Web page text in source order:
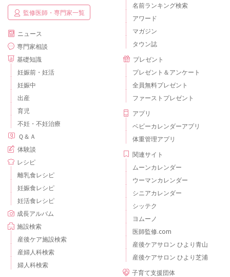
監修医師・専門家一覧
ニュース
専門家相談
基礎知識
妊娠前・妊活
妊娠中
出産
育児
不妊・不妊治療
Ｑ＆Ａ
体験談
レシピ
離乳食レシピ
妊娠食レシピ
妊活食レシピ
成長アルバム
施設検索
産後ケア施設検索
産婦人科検索
婦人科検索
名前ランキング検索
アワード
マガジン
タウン誌
プレゼント
プレゼント＆アンケート
全員無料プレゼント
ファーストプレゼント
アプリ
ベビーカレンダーアプリ
体重管理アプリ
関連サイト
ムーンカレンダー
ウーマンカレンダー
シニアカレンダー
シッテク
ヨムーノ
医師監修.com
産後ケアサロン ひより青山
産後ケアサロン ひより芝浦
子育て支援団体